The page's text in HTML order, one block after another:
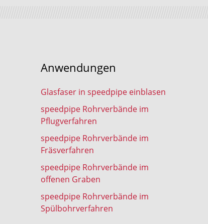
Anwendungen
Glasfaser in speedpipe einblasen
speedpipe Rohrverbände im
Pflugverfahren
speedpipe Rohrverbände im
Fräsverfahren
speedpipe Rohrverbände im
offenen Graben
speedpipe Rohrverbände im
Spülbohrverfahren